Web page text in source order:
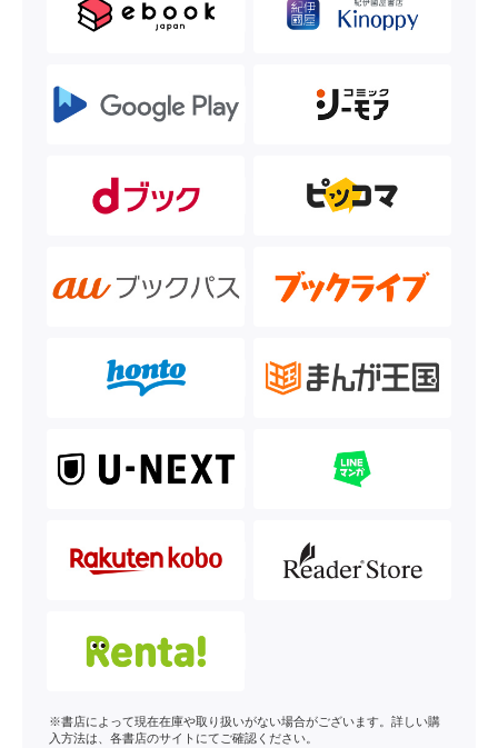
※書店によって現在在庫や取り扱いがない場合がございます。詳しい購
入方法は、各書店のサイトにてご確認ください。